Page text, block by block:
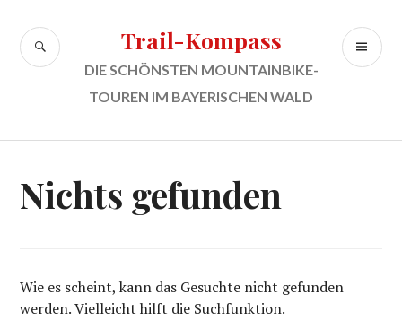
Inhalt
springen
Trail-Kompass
DIE SCHÖNSTEN MOUNTAINBIKE-
TOUREN IM BAYERISCHEN WALD
SUCHE
Nichts gefunden
Wie es scheint, kann das Gesuchte nicht gefunden
werden. Vielleicht hilft die Suchfunktion.